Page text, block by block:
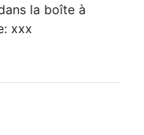
la boîte à
xxx